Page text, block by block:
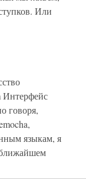
Или
Интерфейс
говоря,
языкам, я